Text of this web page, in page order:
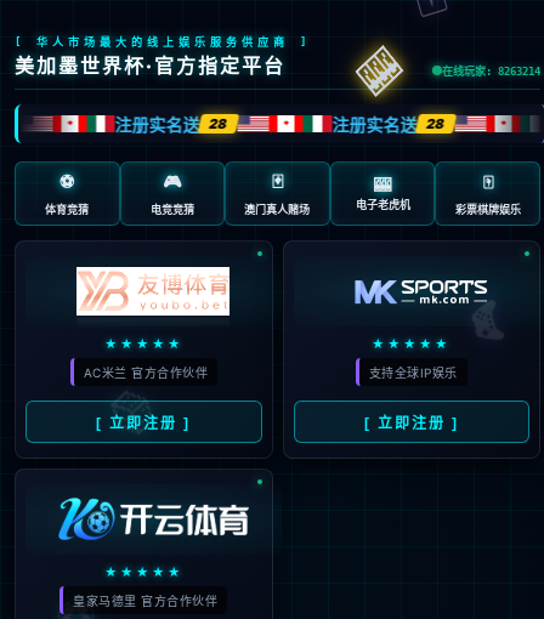
很抱歉...
您的查询看起来类似于来自计算机软件的自动请求。为了保护
们的用户，请原谅我们现在暂时不能处理您的请求。
要继续访问网页，请输入下面所示字符：